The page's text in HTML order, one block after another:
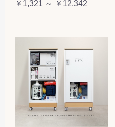
￥1,321 ～ ￥12,342